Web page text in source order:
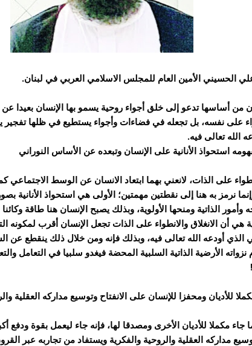
الحسيني الأمين العام للمجلس الاسلامي العربي في لبنان.
من أساسها تدعو إلى خلق أجواء روحية يسمو بها الإنسان بعيدا عن
على نفسه، بل تجعله في فضاءات وأجواء يستطيع في ظلها تفجير
الله تعالى فيه.
استحواذ الأنانية على الإنسان وتبعده عن الأساس النوراني
على الذات، لانعني بهما ابتعاد الانسان عن الوسط الاجتماعي
نرمز به هنا إلى نقطتين مهمتين؛ الأولى هي استحواذ الأنانية
الذاتية ومنحها الأولوية، وبذلك يصبح الإنسان هنا طاقة
هي أن الانغلاق والانطواء على الذات تجعل الإنسان أقرب لمکونه
الذي أودعه الله تعالى فيه، وبذلك فإنه ومن خلال ذلك ينقطع عن
الأرضية الذاتية السلبية المحضة فيغدو سلبيا في التعامل
للأديان ومحفزا للإنسان على الانفتاح وتوسيع مدارکه العقلية
جاء مکملا للأديان الأخرى ومصدقا لها، فإنه جاء ليعمل بقوة ودفع
مدارکه العقلية والروحية والفکرية ويستفاد من تجاربه عبر